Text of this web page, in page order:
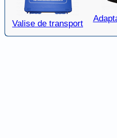
Valise de transport